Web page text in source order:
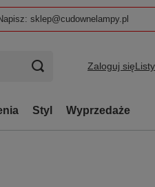
sklep@cudownelampy.pl
Zaloguj się
Styl Wyprzedaże